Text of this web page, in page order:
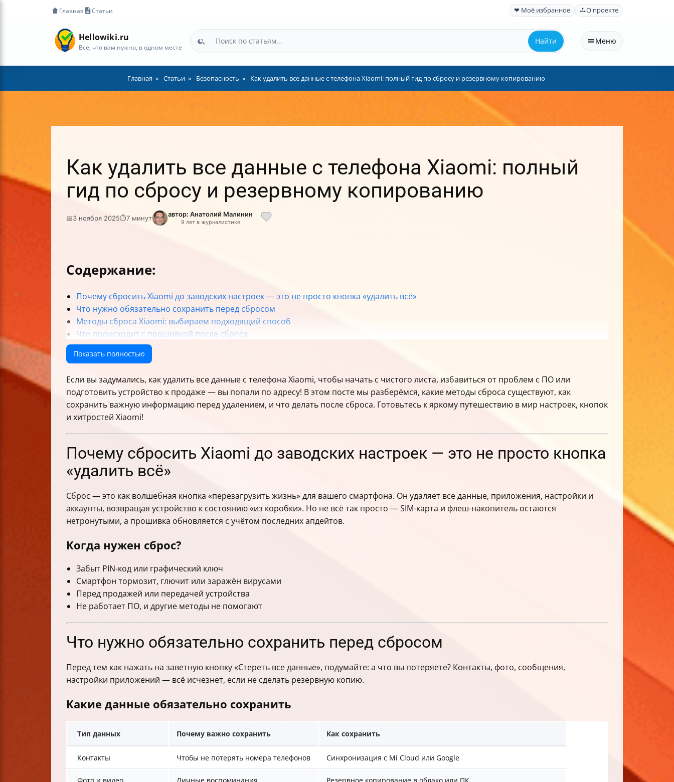
Главная Статьи ❤ Моё избранное О проекте
Hellowiki.ru
Всё, что вам нужно, в одном месте
Найти Меню
Главная Статьи Безопасность Как удалить все данные с телефона Xiaomi: полный гид по сбросу и резервному копированию
Как удалить все данные с телефона Xiaomi: полный
гид по сбросу и резервному копированию
📅3 ноября 2025⏱7 минут автор: Анатолий Малинин
9 лет в журналистике
Содержание:
Почему сбросить Xiaomi до заводских настроек — это не просто кнопка «удалить всё»
Что нужно обязательно сохранить перед сбросом
Методы сброса Xiaomi: выбираем подходящий способ
Что происходит с прошивкой после сброса
Как выбрать метод сброса в зависимости от ситуации
Удалённое удаление данных через Mi Cloud и Google Find My Device
Что делать после сброса
Типичные ошибки и как их избежать
Особенности разных версий MIUI и моделей Xiaomi
Таблица сравнения методов сброса Xiaomi
Заключение
Показать полностью
Если вы задумались, как удалить все данные с телефона Xiaomi, чтобы начать с чистого листа, избавиться от проблем с ПО или
подготовить устройство к продаже — вы попали по адресу! В этом посте мы разберёмся, какие методы сброса существуют, как
сохранить важную информацию перед удалением, и что делать после сброса. Готовьтесь к яркому путешествию в мир настроек, кнопок
и хитростей Xiaomi!
Почему сбросить Xiaomi до заводских настроек — это не просто кнопка
«удалить всё»
Сброс — это как волшебная кнопка «перезагрузить жизнь» для вашего смартфона. Он удаляет все данные, приложения, настройки и
аккаунты, возвращая устройство к состоянию «из коробки». Но не всё так просто — SIM-карта и флеш-накопитель остаются
нетронутыми, а прошивка обновляется с учётом последних апдейтов.
Когда нужен сброс?
Забыт PIN-код или графический ключ
Смартфон тормозит, глючит или заражён вирусами
Перед продажей или передачей устройства
Не работает ПО, и другие методы не помогают
Что нужно обязательно сохранить перед сбросом
Перед тем как нажать на заветную кнопку «Стереть все данные», подумайте: а что вы потеряете? Контакты, фото, сообщения,
настройки приложений — всё исчезнет, если не сделать резервную копию.
Какие данные обязательно сохранить
Тип данных Почему важно сохранить Как сохранить
Контакты Чтобы не потерять номера телефонов Синхронизация с Mi Cloud или Google